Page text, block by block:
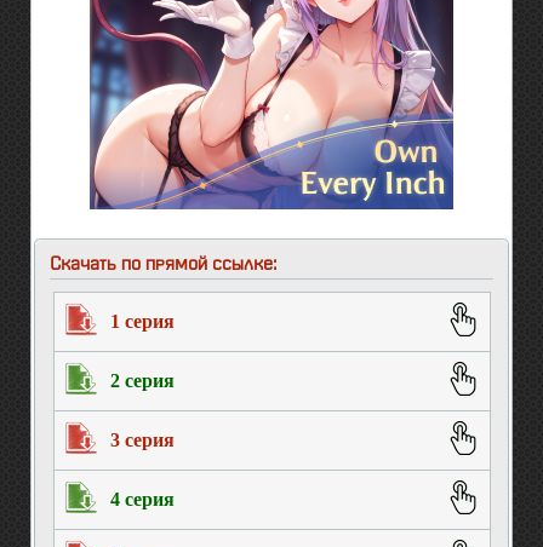
Скачать по прямой ссылке:
1 серия
2 серия
3 серия
4 серия